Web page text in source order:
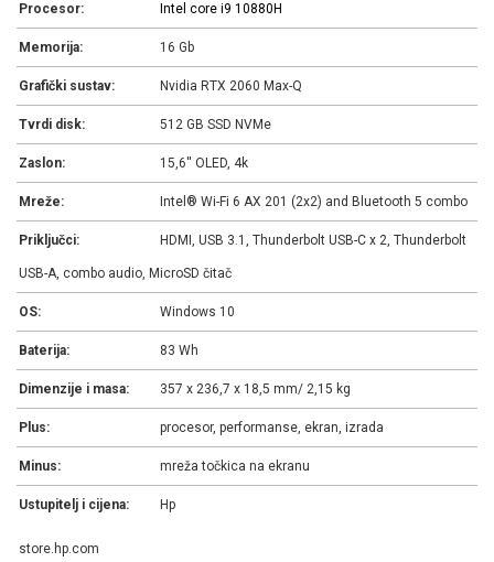
Procesor: Intel core i9 10880H
Memorija: 16 Gb
Grafički sustav: Nvidia RTX 2060 Max-Q
Tvrdi disk: 512 GB SSD NVMe
Zaslon: 15,6'' OLED, 4k
Mreže: Intel® Wi-Fi 6 AX 201 (2x2) and Bluetooth 5 combo
Priključci: HDMI, USB 3.1, Thunderbolt USB-C x 2, Thunderbolt
USB-A, combo audio, MicroSD čitač
OS: Windows 10
Baterija: 83 Wh
Dimenzije i masa: 357 x 236,7 x 18,5 mm/ 2,15 kg
Plus: procesor, performanse, ekran, izrada
Minus: mreža točkica na ekranu
Ustupitelj i cijena: Hp
store.hp.com